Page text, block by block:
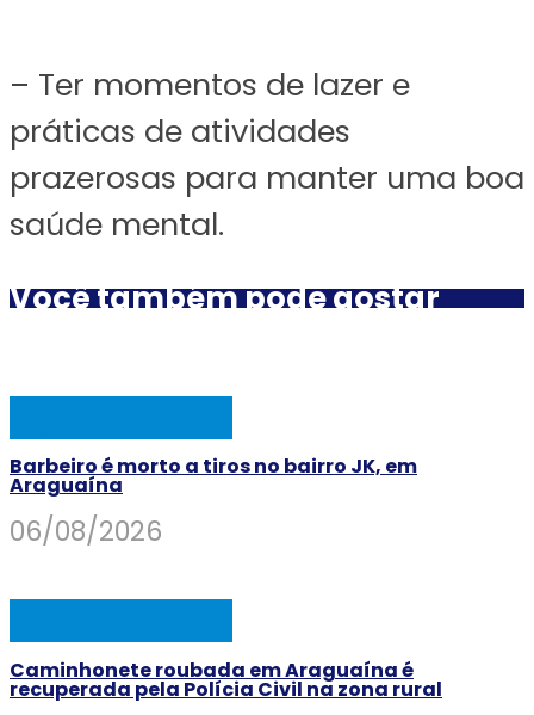
– Ter momentos de lazer e
práticas de atividades
prazerosas para manter uma boa
saúde mental.
Você também pode gostar
Barbeiro é morto a tiros no bairro JK, em
Araguaína
06/08/2026
Caminhonete roubada em Araguaína é
recuperada pela Polícia Civil na zona rural